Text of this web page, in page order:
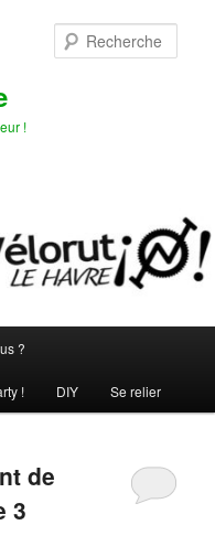
!
?
! DIY Se relier
de
3